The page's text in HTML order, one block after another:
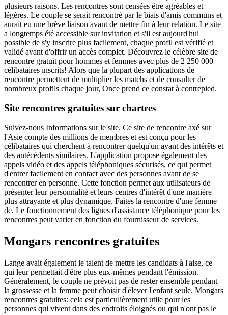
plusieurs raisons. Les rencontres sont censées être agréables et
légères. Le couple se serait rencontré par le biais d'amis communs et
aurait eu une brève liaison avant de mettre fin à leur relation. Le site
a longtemps été accessible sur invitation et s'il est aujourd'hui
possible de s'y inscrire plus facilement, chaque profil est vérifié et
validé avant d'offrir un accès complet. Découvrez le célèbre site de
rencontre gratuit pour hommes et femmes avec plus de 2 250 000
célibataires inscrits! Alors que la plupart des applications de
rencontre permettent de multiplier les matchs et de consulter de
nombreux profils chaque jour, Once prend ce constat à contrepied.
Site rencontres gratuites sur chartres
Suivez-nous Informations sur le site. Ce site de rencontre axé sur
l'Asie compte des millions de membres et est conçu pour les
célibataires qui cherchent à rencontrer quelqu'un ayant des intérêts et
des antécédents similaires. L'application propose également des
appels vidéo et des appels téléphoniques sécurisés, ce qui permet
d'entrer facilement en contact avec des personnes avant de se
rencontrer en personne. Cette fonction permet aux utilisateurs de
présenter leur personnalité et leurs centres d'intérêt d'une manière
plus attrayante et plus dynamique. Faites la rencontre d'une femme
de. Le fonctionnement des lignes d'assistance téléphonique pour les
rencontres peut varier en fonction du fournisseur de services.
Mongars rencontres gratuites
Lange avait également le talent de mettre les candidats à l'aise, ce
qui leur permettait d'être plus eux-mêmes pendant l'émission.
Généralement, le couple ne prévoit pas de rester ensemble pendant
la grossesse et la femme peut choisir d'élever l'enfant seule. Mongars
rencontres gratuites: cela est particulièrement utile pour les
personnes qui vivent dans des endroits éloignés ou qui n'ont pas le